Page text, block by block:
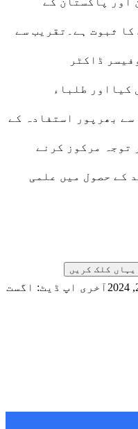
ثبوت ہے۔تقریب سے
ڈاکٹر
کیااور طلباء
بھرپور استفادہ کے
توجہ مرکوز کرنے
کے حصول میں علمی
کلک کریں
آخری اپ ڈیٹ: اگست